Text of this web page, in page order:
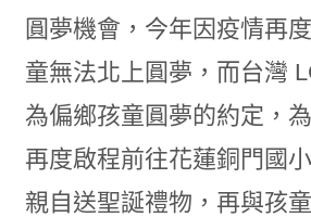
圓夢機會，今年因疫情再
童無法北上圓夢，而台灣
為偏鄉孩童圓夢的約定，
再度啟程前往花蓮銅門國
親自送聖誕禮物，再與孩